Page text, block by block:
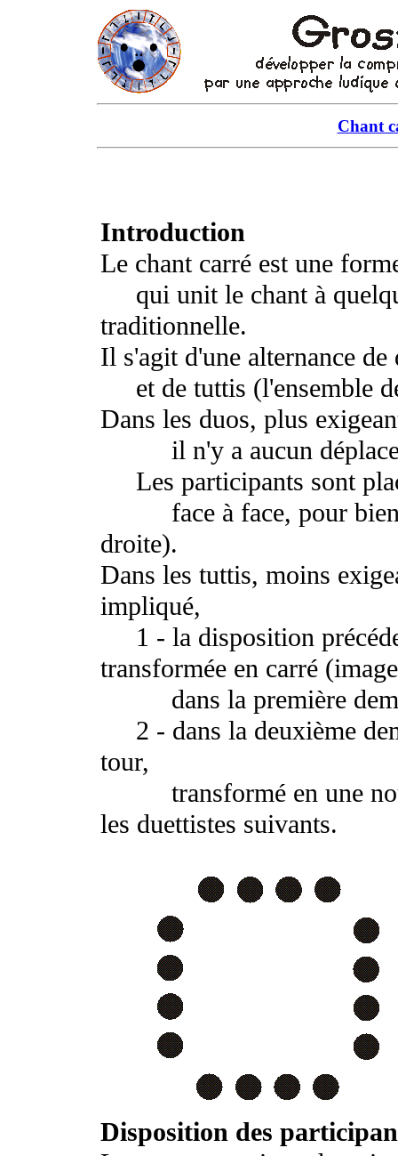
Chant
Introduction
Le chant carré est une
qui unit le chant à
traditionnelle.
Il s'agit d'une alternance
et de tuttis (l'ensemble
Dans les duos, plus
il n'y a aucun
Les participants sont
face à face, pour bien
droite).
Dans les tuttis, moins
impliqué,
1 - la disposition
transformée en carré
dans la première
2 - dans la deuxième
tour,
transformé en une
les duettistes suivants.
Disposition des